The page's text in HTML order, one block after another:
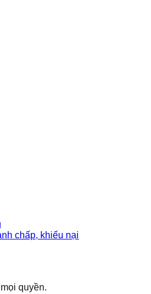
chấp, khiếu nại
quyền.